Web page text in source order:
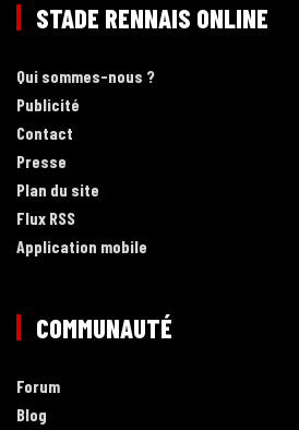
STADE RENNAIS ONLINE
Qui sommes-nous ?
Publicité
Contact
Presse
Plan du site
Flux RSS
Application mobile
COMMUNAUTÉ
Forum
Blog